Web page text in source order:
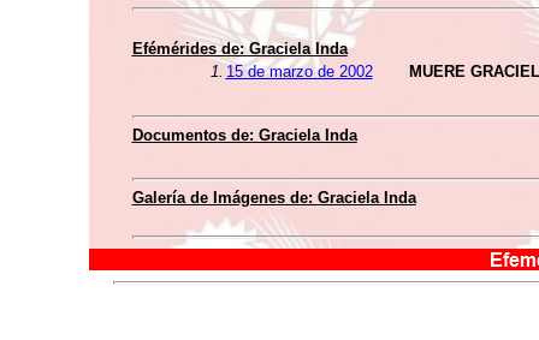
Efémérides de:Graciela Inda
1. 15 de marzo de 2002 MUERE
Documentos de: Graciela Inda
Galería de Imágenes de: Graciela Inda